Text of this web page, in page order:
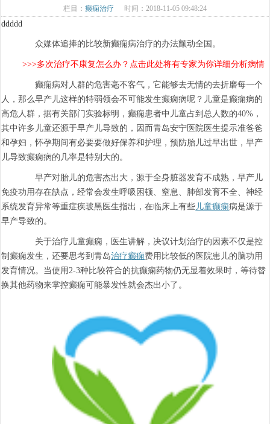
栏目： 癫痫治疗 时间：2018-11-05 09:48:24
ddddd
众媒体追捧的比较新癫痫病治疗的办法颤动全国。
>>>多次治疗不康复怎么办？点击此处将有专家为你详细分析病情
癫痫病对人群的危害毫不客气，它能够去无情的去折磨每一个
人，那么早产儿这样的特弱领会不可能发生癫痫病呢？儿童是癫痫病的
高危人群，据有关部门实验标明，癫痫患者中儿童占到总人数的40%，
其中许多儿童还源于早产儿导致的，因而青岛安宁医院医生提示准爸爸
和孕妇，怀孕期间有必要要做好保养和护理，预防胎儿过早出世，早产
儿导致癫痫病的几率是特别大的。
早产对胎儿的危害杰出大，源于全身脏器发育不成熟，早产儿
免疫功用存在缺点，经常会发生呼吸困顿、窒息、肺部发育不全、神经
系统发育异常等重症疾玻黑医生指出，在临床上有些 儿童癫痫病是源于
早产导致的。
关于治疗儿童癫痫，医生讲解，决议计划治疗的因素不仅是控
制癫痫发生，还要思考到青岛治疗癫痫费用比较低的医院患儿的脑功用
发育情况。当使用2-3种比较符合的抗癫痫药物仍无显着效果时，等待替
换其他药物来掌控癫痫可能暴发性就会杰出小了。